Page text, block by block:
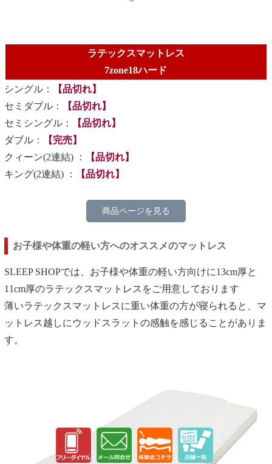
ラテックスマットレス
7zone18ハード
シングル：
【品切れ】
セミダブル：
【品切れ】
セミシングル：
【品切れ】
ダブル：
【完売】
クィーン(2連結) ：
【品切れ】
キング(2連結) ：
【品切れ】
商品ページを見る
お子様や体重の軽い方へのオススメのマットレス
SLEEP SHOPでは、お子様や体重の軽い方向けに13cm厚と
11cm厚のラテックスマットレスをご用意しております
薄いラテックスマットレスに重い体重の方が寝られると、マ
ットレス越しにウッドスラットの感触を感じることがありま
す。